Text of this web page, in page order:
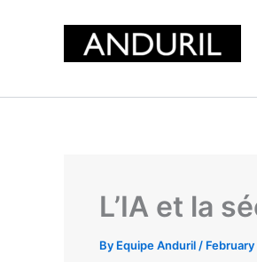
L’IA et la
By Equipe Anduril /